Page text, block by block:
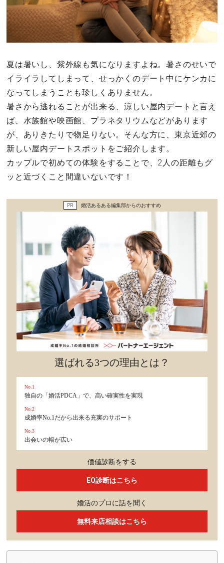
仕事とキャリア
特集
ファッション・美容
グルメ
趣味・旅行
セックスライフ
感動
カルチャー・トレンド・芸能
夏は暑いし、紫外線も気になりますよね。暑さのせいで
イライラしてしまって、せっかくのデート中にケンカに
なってしまうことも珍しくありません。
暑さから逃れることが出来る、涼しい屋内デートと言え
ば、水族館や映画館、プラネタリウムなどがあります
が、ありきたりで物足りない。そんな方に、東京近郊の
新しい屋内デートスポットをご紹介します。
カップルで初めての体験をすることで、2人の距離もグ
ッと近づくこと間違いないです！
PR 婚活あるある編集部からのおすすめ
選ばれる3つの理由とは？
No.1
独自の「婚活PDCA」で、高い確実性を実現
No.2
成婚率No.1だから出来る充実のサポート
No.3
出会いの幅が広い
価値診断をする
EQ診断はこちら
婚活のプロに話を聞く
無料来店相談はこちら